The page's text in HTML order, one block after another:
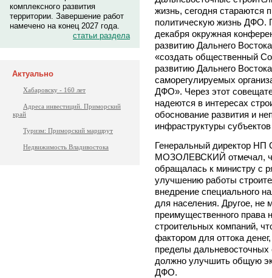
комплексного развития
территории. Завершение работ
намечено на конец 2027 года.
статьи раздела
Актуально
Хабаровску - 160 лет
Адреса инвестиций. Приморский
край
Туризм: Приморский маршрут
Недвижимость Владивостока
жизнь, сегодня стараются
политическую жизнь ДФО.
декабря окружная
развитию Дальнего
«создать общественный
развитию Дальнего
саморегулируемых
ДФО». Через этот
надеются в интересах
обоснование развития и
инфраструктуры
Генеральный директор
МОЗОЛЕВСКИЙ отмечал,
обращалась к министру с
улучшению работы
внедрение специального
для населения. Другое, не
преимущественного права
строительных компаний,
фактором для оттока
пределы
должно улучшить общую
ДФО.